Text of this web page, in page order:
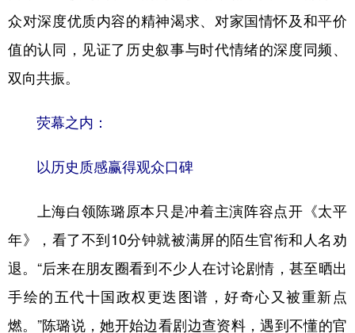
城市 旅游 能源 会展
彩票 娱乐 时尚 悦读
文化产业
北京 天津 河北 山西
浙江 安徽 江西
山东 河南 湖北 湖南
众对深度优质内容的精神渴求、对家国情怀及和平价
值的认同，见证了历史叙事与时代情绪的深度同频、
双向共振。
荧幕之内：
以历史质感赢得观众口碑
上海白领陈璐原本只是冲着主演阵容点开《太平
年》，看了不到10分钟就被满屏的陌生官衔和人名劝
退。“后来在朋友圈看到不少人在讨论剧情，甚至晒出
手绘的五代十国政权更迭图谱，好奇心又被重新点
燃。”陈璐说，她开始边看剧边查资料，遇到不懂的官